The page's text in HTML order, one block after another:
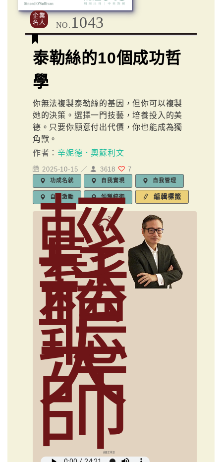
企業
名人
NO. 1043
泰勒絲的10個成功哲
學
你無法複製泰勒絲的基因，但你可以複製
她的決策。選擇一門技藝，培養投入的美
德。只要你願意付出代價，你也能成為獨
角獸。
作者：辛妮德．奧蘇利文
2025-10-15 ／ 3618 7
功成名就 自我實現 自我管理
自我激勵 領導統御 編輯標籤
輕
鬆
聽
大
師
俞國定導讀